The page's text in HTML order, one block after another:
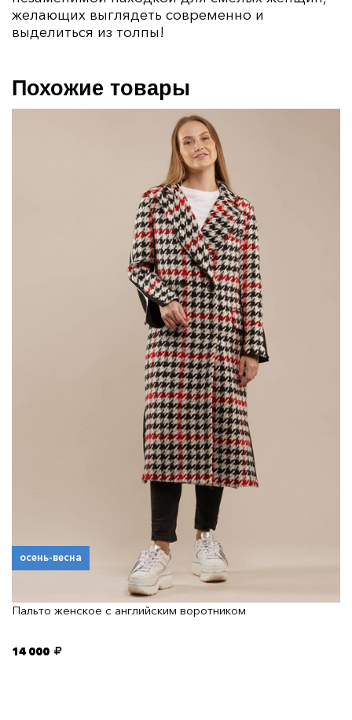
желающих выглядеть современно и
выделиться из толпы!
Похожие товары
осень-весна
Пальто женское с английским воротником
14 000